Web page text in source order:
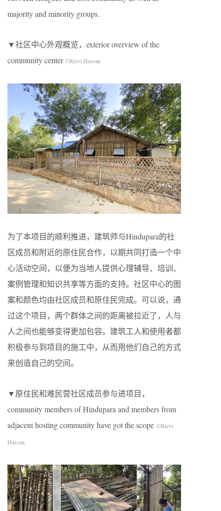
majority and minority groups.
▼社区中心外观概览，exterior overview of the
community center©Rizvi Hassan
为了本项目的顺利推进，建筑师与Hindupara的社
区成员和附近的原住民合作，以期共同打造一个中
心活动空间，以便为当地人提供心理辅导、培训、
案例管理和知识共享等方面的支持。社区中心的图
案和颜色均由社区成员和原住民完成。可以说，通
过这个项目，两个群体之间的距离被拉近了，人与
人之间也能够变得更加包容。建筑工人和使用者都
积极参与到项目的施工中，从而用他们自己的方式
来创造自己的空间。
▼原住民和难民营社区成员参与进项目，
community members of Hindupara and members from
adjacent hosting community have got the scope ©Rizvi
Hassan